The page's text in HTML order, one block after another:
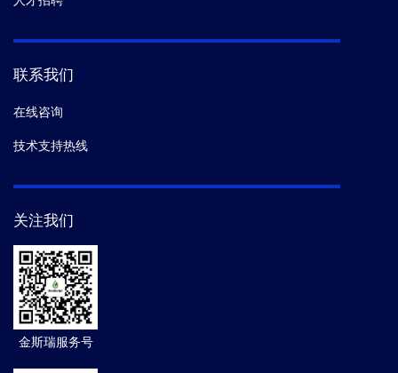
联系我们
在线咨询
技术支持热线
关注我们
金斯瑞服务号